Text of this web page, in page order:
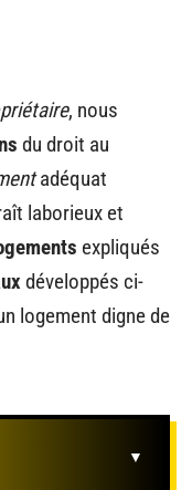
, nous
du droit au
adéquat
laborieux et
expliqués
développés ci-
logement digne de